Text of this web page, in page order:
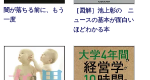
闇が落ちる前に、もう
一度
［図解］池上彰の ニ
ュースの基本が面白い
ほどわかる本